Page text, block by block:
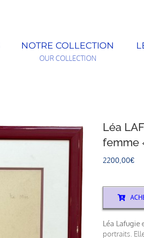
NOTRE COLLECTION
OUR COLLECTION
Léa
femme
2200,00€
Léa Lafugie
portraits.